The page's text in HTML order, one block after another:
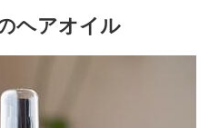
ヘアオイル